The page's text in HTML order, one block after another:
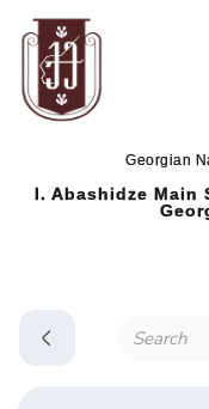
Georgian
I. Abashidze